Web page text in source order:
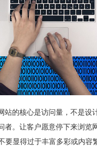
的核心是访问量，不是
。让客户愿意停下来浏
要显得过于丰富多彩或内